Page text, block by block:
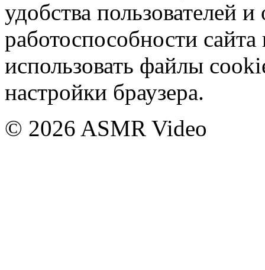
удобства пользователей
работоспособности
использовать файлы
настройки браузера.
© 2026 ASMR Video